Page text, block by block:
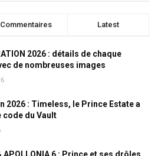
Commentaires Latest
2026 : détails de chaque
de nombreuses images
2026 : Timeless, le Prince Estate a
code du Vault